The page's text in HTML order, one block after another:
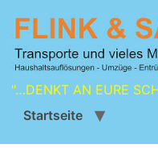
"…DENKT AN EURE
Startseite